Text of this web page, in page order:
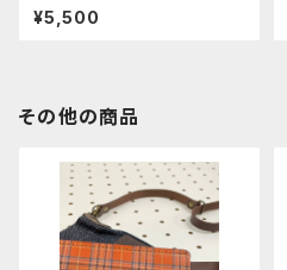
エロー ネイビー タータンチ
ェック ブラウン おかめいん
¥5,500
その他の商品